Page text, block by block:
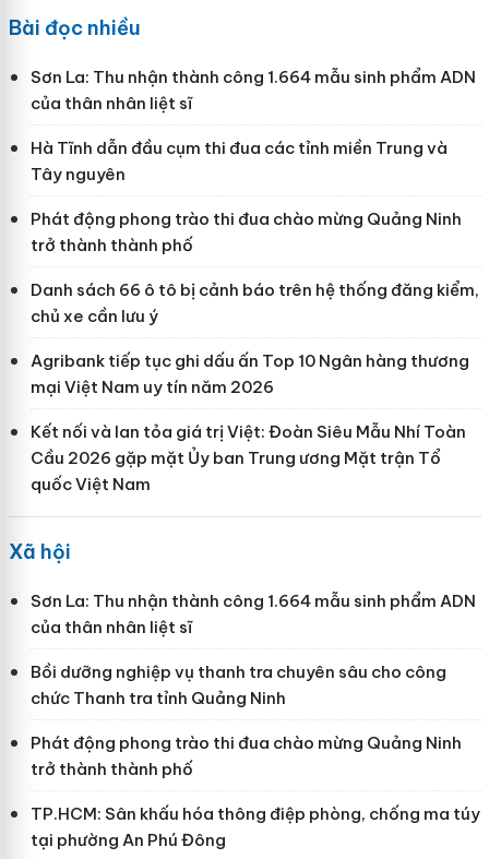
Bài đọc nhiều
Sơn La: Thu nhận thành công 1.664 mẫu sinh phẩm ADN
của thân nhân liệt sĩ
Hà Tĩnh dẫn đầu cụm thi đua các tỉnh miền Trung và
Tây nguyên
Phát động phong trào thi đua chào mừng Quảng Ninh
trở thành thành phố
Danh sách 66 ô tô bị cảnh báo trên hệ thống đăng kiểm,
chủ xe cần lưu ý
Agribank tiếp tục ghi dấu ấn Top 10 Ngân hàng thương
mại Việt Nam uy tín năm 2026
Kết nối và lan tỏa giá trị Việt: Đoàn Siêu Mẫu Nhí Toàn
Cầu 2026 gặp mặt Ủy ban Trung ương Mặt trận Tổ
quốc Việt Nam
Xã hội
Sơn La: Thu nhận thành công 1.664 mẫu sinh phẩm ADN
của thân nhân liệt sĩ
Bồi dưỡng nghiệp vụ thanh tra chuyên sâu cho công
chức Thanh tra tỉnh Quảng Ninh
Phát động phong trào thi đua chào mừng Quảng Ninh
trở thành thành phố
TP.HCM: Sân khấu hóa thông điệp phòng, chống ma túy
tại phường An Phú Đông